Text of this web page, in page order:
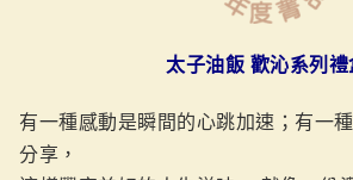
太子油飯 歡沁系列禮
有一種感動是瞬間的心跳加速；有一
分享，